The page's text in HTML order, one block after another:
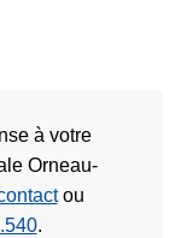
à votre
Orneau-
ou
.